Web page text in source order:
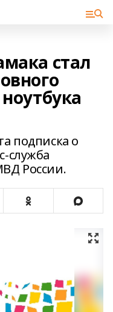
стал
подписка о
служба
России.